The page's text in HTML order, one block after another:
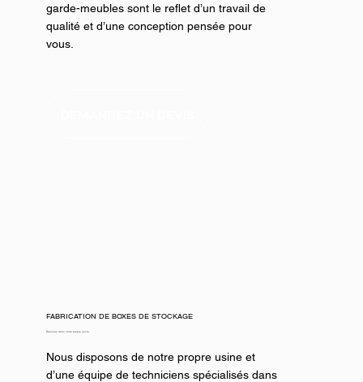
garde-meubles sont le reflet d’un travail de
qualité et d’une conception pensée pour
vous.
FABRICATION DE BOXES DE STOCKAGE
Réalisés dans notre propre usine.
Nous disposons de notre propre usine et
d’une équipe de techniciens spécialisés dans